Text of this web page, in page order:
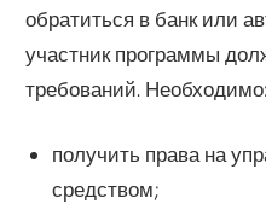
обратиться в банк или
участник программы
требований. Необходимо:
получить права на
средством;